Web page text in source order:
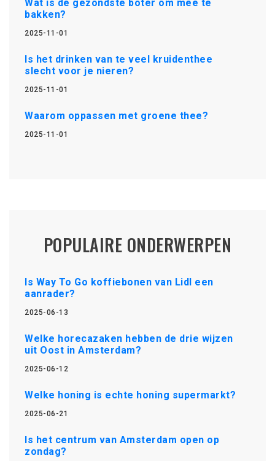
Wat is de gezondste boter om mee te
bakken?
2025-11-01
Is het drinken van te veel kruidenthee
slecht voor je nieren?
2025-11-01
Waarom oppassen met groene thee?
2025-11-01
POPULAIRE ONDERWERPEN
Is Way To Go koffiebonen van Lidl een
aanrader?
2025-06-13
Welke horecazaken hebben de drie wijzen
uit Oost in Amsterdam?
2025-06-12
Welke honing is echte honing supermarkt?
2025-06-21
Is het centrum van Amsterdam open op
zondag?